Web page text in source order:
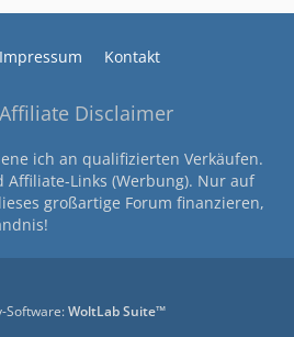
Impressum Kontakt
Disclaimer
ich an qualifizierten Verkäufen.
Links (Werbung). Nur auf
großartige Forum finanzieren,
Software:WoltLab Suite™